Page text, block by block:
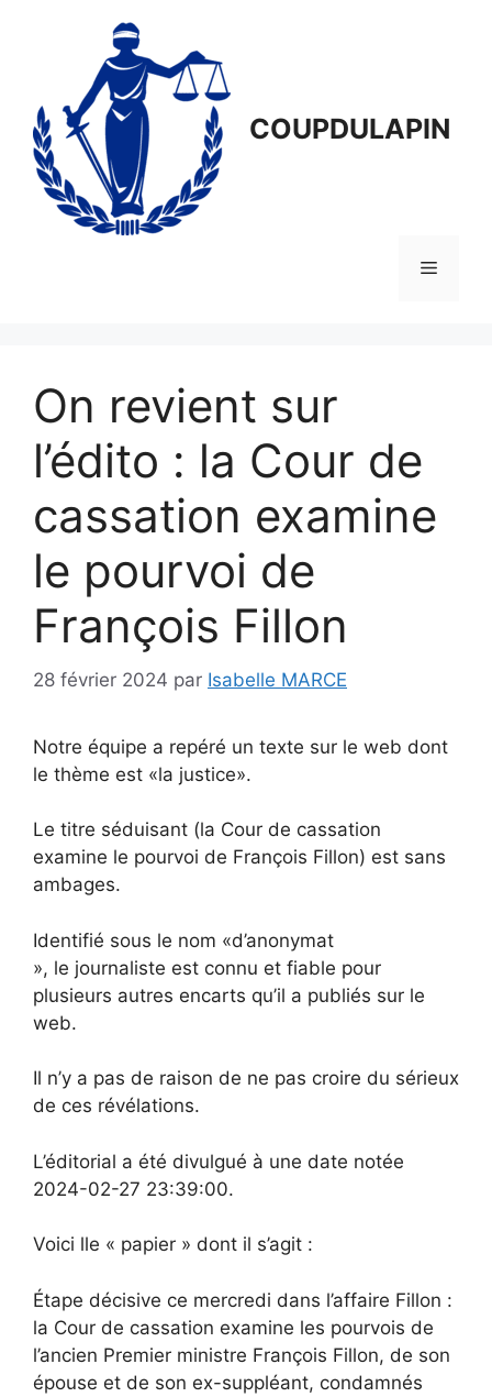
COUPDULAPIN
Menu
On revient sur
l’édito : la Cour de
cassation examine
le pourvoi de
François Fillon
28 février 2024 par Isabelle MARCE
Notre équipe a repéré un texte sur le web dont
le thème est «la justice».
Le titre séduisant (la Cour de cassation
examine le pourvoi de François Fillon) est sans
ambages.
Identifié sous le nom «d’anonymat
», le journaliste est connu et fiable pour
plusieurs autres encarts qu’il a publiés sur le
web.
Il n’y a pas de raison de ne pas croire du sérieux
de ces révélations.
L’éditorial a été divulgué à une date notée
2024-02-27 23:39:00.
Voici lle « papier » dont il s’agit :
Étape décisive ce mercredi dans l’affaire Fillon :
la Cour de cassation examine les pourvois de
l’ancien Premier ministre François Fillon, de son
épouse et de son ex-suppléant, condamnés